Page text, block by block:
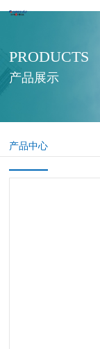
PRODUCTS
产品展示
产品中心